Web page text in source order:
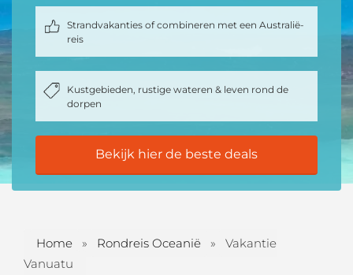
Strandvakanties of combineren met een Australië-
reis
Kustgebieden, rustige wateren & leven rond de
dorpen
Bekijk hier de beste deals
Home » Rondreis Oceanië »
Vakantie
Vanuatu